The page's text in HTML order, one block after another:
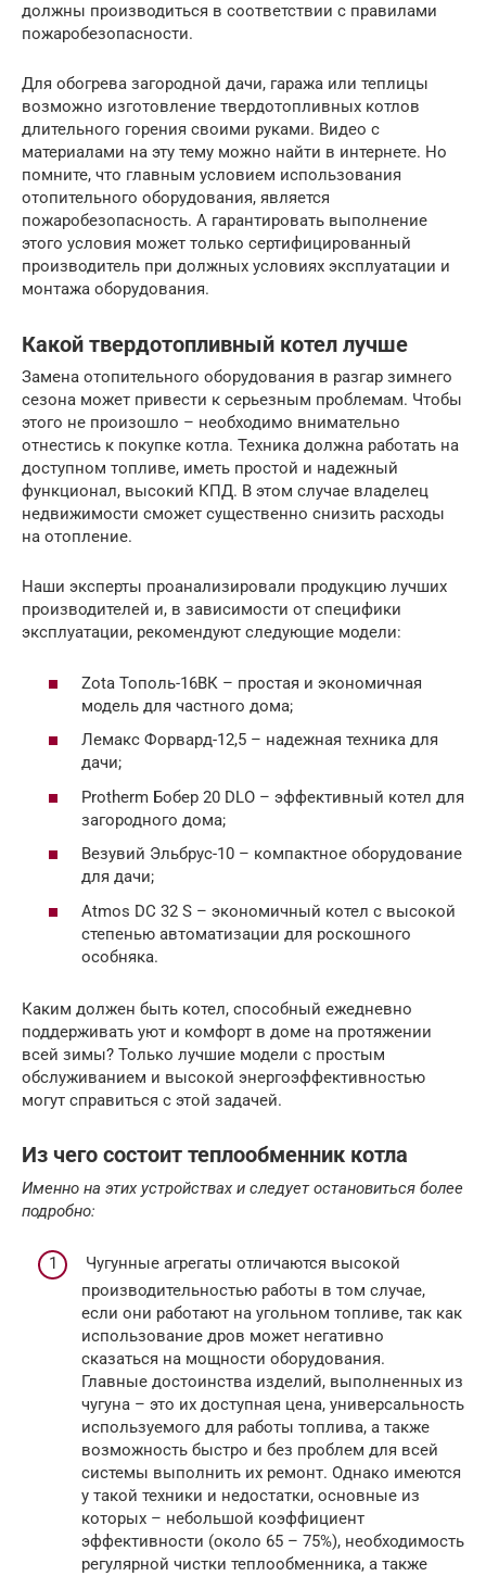
должны производиться в соответствии с правилами
пожаробезопасности.
Для обогрева загородной дачи, гаража или теплицы
возможно изготовление твердотопливных котлов
длительного горения своими руками. Видео с
материалами на эту тему можно найти в интернете. Но
помните, что главным условием использования
отопительного оборудования, является
пожаробезопасность. А гарантировать выполнение
этого условия может только сертифицированный
производитель при должных условиях эксплуатации и
монтажа оборудования.
Какой твердотопливный котел лучше
Замена отопительного оборудования в разгар зимнего
сезона может привести к серьезным проблемам. Чтобы
этого не произошло – необходимо внимательно
отнестись к покупке котла. Техника должна работать на
доступном топливе, иметь простой и надежный
функционал, высокий КПД. В этом случае владелец
недвижимости сможет существенно снизить расходы
на отопление.
Наши эксперты проанализировали продукцию лучших
производителей и, в зависимости от специфики
эксплуатации, рекомендуют следующие модели:
Zota Тополь-16ВК – простая и экономичная
модель для частного дома;
Лемакс Форвард-12,5 – надежная техника для
дачи;
Protherm Бобер 20 DLO – эффективный котел для
загородного дома;
Везувий Эльбрус-10 – компактное оборудование
для дачи;
Atmos DC 32 S – экономичный котел с высокой
степенью автоматизации для роскошного
особняка.
Каким должен быть котел, способный ежедневно
поддерживать уют и комфорт в доме на протяжении
всей зимы? Только лучшие модели с простым
обслуживанием и высокой энергоэффективностью
могут справиться с этой задачей.
Из чего состоит теплообменник котла
Именно на этих устройствах и следует остановиться более
подробно:
Чугунные агрегаты отличаются высокой
производительностью работы в том случае,
если они работают на угольном топливе, так как
использование дров может негативно
сказаться на мощности оборудования.
Главные достоинства изделий, выполненных из
чугуна – это их доступная цена, универсальность
используемого для работы топлива, а также
возможность быстро и без проблем для всей
системы выполнить их ремонт. Однако имеются
у такой техники и недостатки, основные из
которых – небольшой коэффициент
эффективности (около 65 – 75%), необходимость
регулярной чистки теплообменника, а также